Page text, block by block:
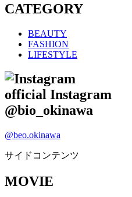
CATEGORY
BEAUTY
FASHION
LIFESTYLE
official Instagram
@bio_okinawa
@beo.okinawa
サイドコンテンツ
MOVIE